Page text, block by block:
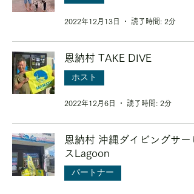
2022年12月13日 読了時間: 2分
恩納村 TAKE DIVE
ホスト
2022年12月6日 読了時間: 2分
恩納村 沖縄ダイビングサー
スLagoon
パートナー